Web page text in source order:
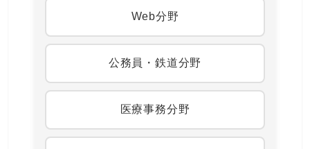
Web分野
公務員・鉄道分野
医療事務分野